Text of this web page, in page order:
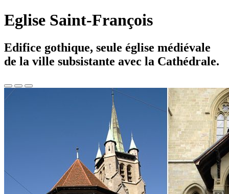
Eglise Saint-François
Edifice gothique, seule église médiévale
de la ville subsistante avec la Cathédrale.